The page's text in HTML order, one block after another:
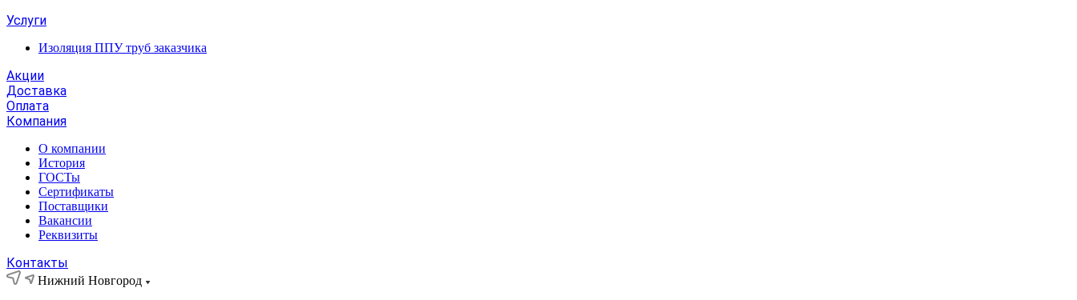
Услуги
Изоляция ППУ труб заказчика
Акции
Доставка
Оплата
Компания
О компании
История
ГОСТы
Сертификаты
Поставщики
Вакансии
Реквизиты
Контакты
Нижний Новгород